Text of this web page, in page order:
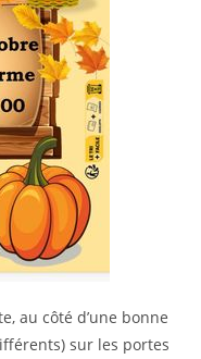
au côté d’une bonne
sur les portes